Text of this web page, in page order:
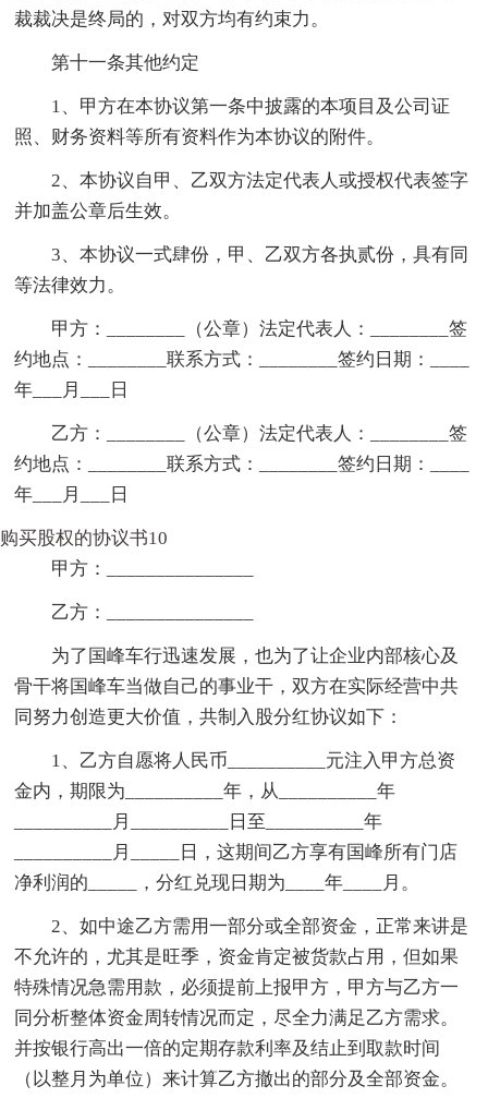
裁裁决是终局的，对双方均有约束力。
第十一条其他约定
1、甲方在本协议第一条中披露的本项目及公司证
照、财务资料等所有资料作为本协议的附件。
2、本协议自甲、乙双方法定代表人或授权代表签字
并加盖公章后生效。
3、本协议一式肆份，甲、乙双方各执贰份，具有同
等法律效力。
甲方：________（公章）法定代表人：________签
约地点：________联系方式：________签约日期：____
年___月___日
乙方：________（公章）法定代表人：________签
约地点：________联系方式：________签约日期：____
年___月___日
购买股权的协议书10
甲方：_______________
乙方：_______________
为了国峰车行迅速发展，也为了让企业内部核心及
骨干将国峰车当做自己的事业干，双方在实际经营中共
同努力创造更大价值，共制入股分红协议如下：
1、乙方自愿将人民币__________元注入甲方总资
金内，期限为__________年，从__________年
__________月__________日至__________年
__________月_____日，这期间乙方享有国峰所有门店
净利润的_____，分红兑现日期为____年____月。
2、如中途乙方需用一部分或全部资金，正常来讲是
不允许的，尤其是旺季，资金肯定被货款占用，但如果
特殊情况急需用款，必须提前上报甲方，甲方与乙方一
同分析整体资金周转情况而定，尽全力满足乙方需求。
并按银行高出一倍的定期存款利率及结止到取款时间
（以整月为单位）来计算乙方撤出的部分及全部资金。